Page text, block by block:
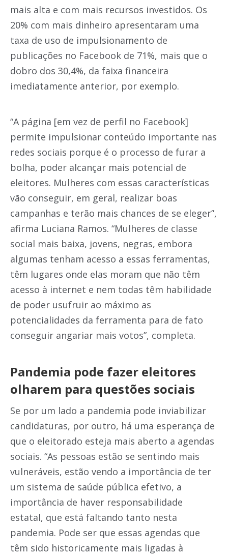
mais alta e com mais recursos investidos. Os
20% com mais dinheiro apresentaram uma
taxa de uso de impulsionamento de
publicações no Facebook de 71%, mais que o
dobro dos 30,4%, da faixa financeira
imediatamente anterior, por exemplo.
“A página [em vez de perfil no Facebook]
permite impulsionar conteúdo importante nas
redes sociais porque é o processo de furar a
bolha, poder alcançar mais potencial de
eleitores. Mulheres com essas características
vão conseguir, em geral, realizar boas
campanhas e terão mais chances de se eleger”,
afirma Luciana Ramos. “Mulheres de classe
social mais baixa, jovens, negras, embora
algumas tenham acesso a essas ferramentas,
têm lugares onde elas moram que não têm
acesso à internet e nem todas têm habilidade
de poder usufruir ao máximo as
potencialidades da ferramenta para de fato
conseguir angariar mais votos”, completa.
Pandemia pode fazer eleitores
olharem para questões sociais
Se por um lado a pandemia pode inviabilizar
candidaturas, por outro, há uma esperança de
que o eleitorado esteja mais aberto a agendas
sociais. “As pessoas estão se sentindo mais
vulneráveis, estão vendo a importância de ter
um sistema de saúde pública efetivo, a
importância de haver responsabilidade
estatal, que está faltando tanto nesta
pandemia. Pode ser que essas agendas que
têm sido historicamente mais ligadas à